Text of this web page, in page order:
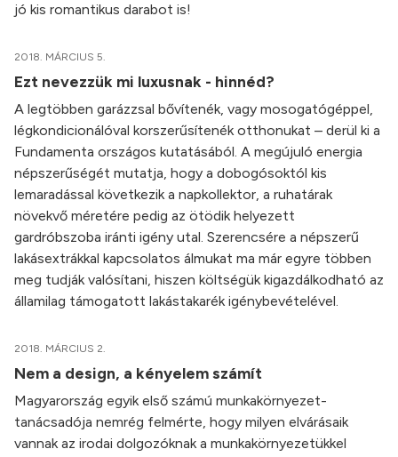
jó kis romantikus darabot is!
2018. MÁRCIUS 5.
Ezt nevezzük mi luxusnak - hinnéd?
A legtöbben garázzsal bővítenék, vagy mosogatógéppel,
légkondicionálóval korszerűsítenék otthonukat – derül ki a
Fundamenta országos kutatásából. A megújuló energia
népszerűségét mutatja, hogy a dobogósoktól kis
lemaradással következik a napkollektor, a ruhatárak
növekvő méretére pedig az ötödik helyezett
gardróbszoba iránti igény utal. Szerencsére a népszerű
lakásextrákkal kapcsolatos álmukat ma már egyre többen
meg tudják valósítani, hiszen költségük kigazdálkodható az
államilag támogatott lakástakarék igénybevételével.
2018. MÁRCIUS 2.
Nem a design, a kényelem számít
Magyarország egyik első számú munkakörnyezet-
tanácsadója nemrég felmérte, hogy milyen elvárásaik
vannak az irodai dolgozóknak a munkakörnyezetükkel